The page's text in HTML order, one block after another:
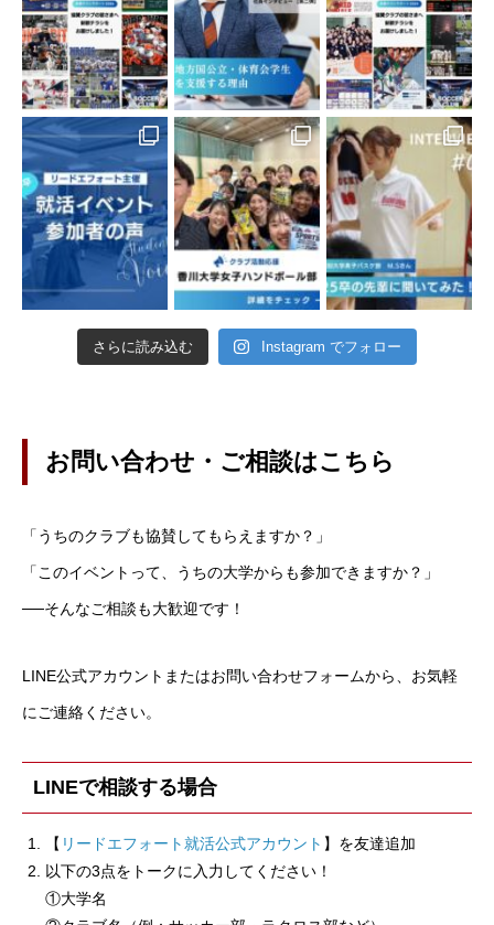
さらに読み込む Instagram でフォロー
お問い合わせ・ご相談はこちら
「うちのクラブも協賛してもらえますか？」
「このイベントって、うちの大学からも参加できますか？」
──そんなご相談も大歓迎です！
LINE公式アカウントまたはお問い合わせフォームから、お気軽
にご連絡ください。
LINEで相談する場合
【 リードエフォート就活公式アカウント 】を友達追加
以下の3点をトークに入力してください！
①大学名